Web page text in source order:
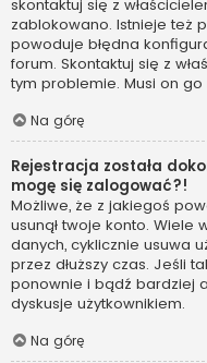
skontaktuj się z
zablokowano. Istnieje też
powoduje błędna
forum. Skontaktuj się z
tym problemie. Musi on
Na górę
Rejestracja została
mogę się zalogować?!
Możliwe, że z jakiegoś
usunął twoje konto. Wiele
danych, cyklicznie usuwa
przez dłuższy czas. Jeśli
ponownie i bądź bardziej
dyskusje użytkownikiem.
Na górę